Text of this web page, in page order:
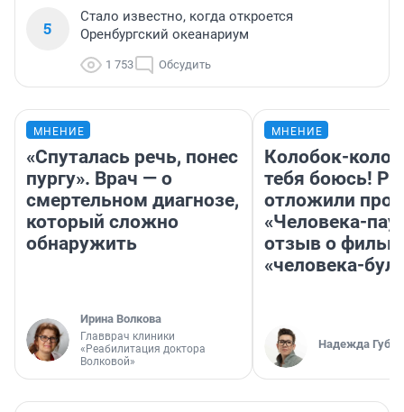
5
Стало известно, когда откроется
Оренбургский океанариум
1 753 Обсудить
МНЕНИЕ
«Спуталась речь, понес
пургу». Врач — о
смертельном диагнозе,
который сложно
обнаружить
Ирина Волкова
Главврач клиники
«Реабилитация доктора
Волковой»
МНЕНИЕ
Колобок-
тебя боюсь!
отложили
«Человека-
отзыв о
«человека-
Надежда